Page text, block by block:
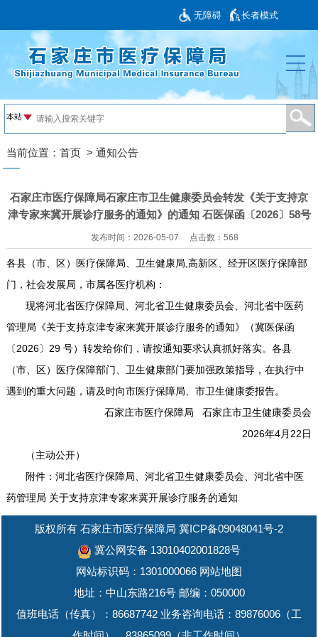
无障碍 长者模式
当前位置： 首页> 通知公告
石家庄市医疗保障局石家庄市卫生健康委员会转发《关于支持京
津专家来冀开展诊疗服务的通知》的通知 石医保函〔2026〕58号
发布时间：2026-05-07 点击数： 568
各县（市、区）医疗保障局、卫生健康局,高新区、经开区医疗保障部
门，社会发展局，市属各医疗机构：
现将河北省医疗保障局、河北省卫生健康委员会、河北省中医药
管理局《关于支持京津专家来冀开展诊疗服务的通知》（冀医保函
〔2026〕29 号）转发给你们，请按通知要求认真抓好落实。各县
（市、区）医疗保障部门、卫生健康部门要加强政策指导，在执行中
遇到的重大问题，请及时向市医疗保障局、市卫生健康委报告。
石家庄市医疗保障局 石家庄市卫生健康委员会
2026年4月22日
（主动公开）
附件：河北省医疗保障局、河北省卫生健康委员会、河北省中医
药管理局 关于支持京津专家来冀开展诊疗服务的通知